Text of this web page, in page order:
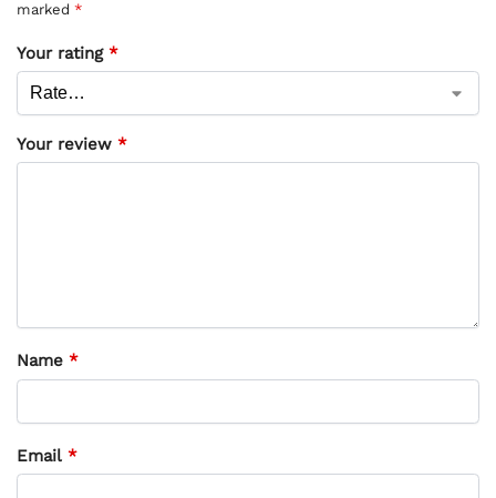
marked *
Your rating *
Your review *
Name *
Email *